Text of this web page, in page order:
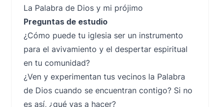
La Palabra de Dios y mi prójimo
Preguntas de estudio
¿Cómo puede tu iglesia ser un instrumento
para el avivamiento y el despertar espiritual
en tu comunidad?
¿Ven y experimentan tus vecinos la Palabra
de Dios cuando se encuentran contigo? Si no
es así, ¿qué vas a hacer?